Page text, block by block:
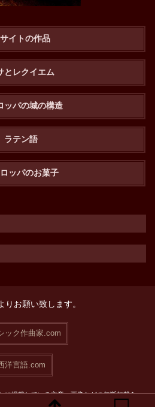
イトの作品
とレクイエム
ッパの城の構造
ラテン語
ッパのお菓子
りお願い致します。
ック作曲家.com
洋言語.com
掲載している文章・画像などの無断転載を